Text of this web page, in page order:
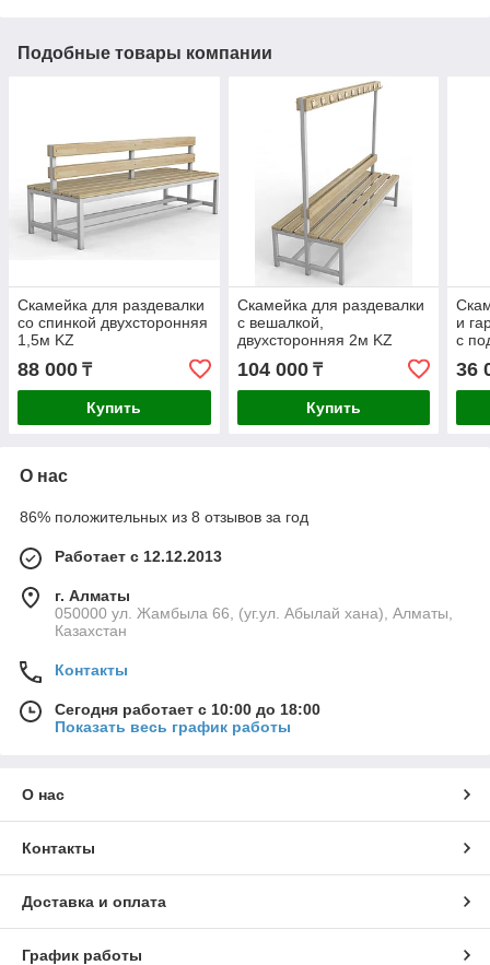
Подобные товары компании
Скамейка для раздевалки
со спинкой двухсторонняя
1,5м KZ
88 000 ₸
Купить
Скамейка для раздевалки
с вешалкой,
двухсторонняя 2м KZ
104 000₸
Купить
и
с
36
О нас
86% положительных из 8 отзывов за год
Работает с 12.12.2013
г. Алматы
050000 ул. Жамбыла 66, (уг.ул. Абылай хана), Алматы,
Казахстан
Контакты
Сегодня работает с 10:00 до 18:00
Показать весь график работы
О нас
Контакты
Доставка и оплата
График работы